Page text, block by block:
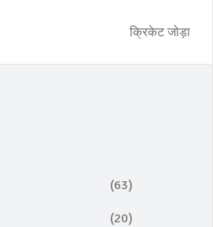
क्रिकेट जोड़ा
(63)
(20)